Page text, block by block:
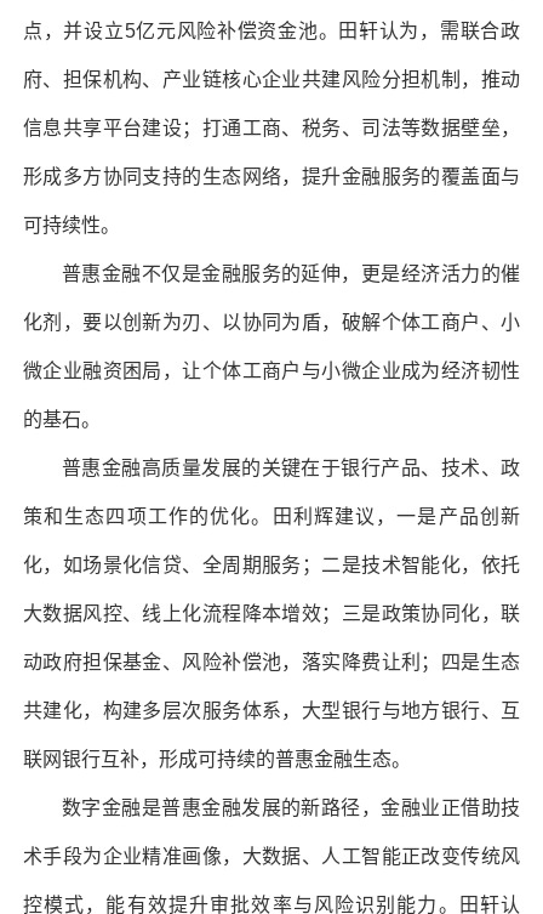
点，并设立5亿元风险补偿资金池。田轩认为，需联合政
府、担保机构、产业链核心企业共建风险分担机制，推动
信息共享平台建设；打通工商、税务、司法等数据壁垒，
形成多方协同支持的生态网络，提升金融服务的覆盖面与
可持续性。
普惠金融不仅是金融服务的延伸，更是经济活力的催
化剂，要以创新为刃、以协同为盾，破解个体工商户、小
微企业融资困局，让个体工商户与小微企业成为经济韧性
的基石。
普惠金融高质量发展的关键在于银行产品、技术、政
策和生态四项工作的优化。田利辉建议，一是产品创新
化，如场景化信贷、全周期服务；二是技术智能化，依托
大数据风控、线上化流程降本增效；三是政策协同化，联
动政府担保基金、风险补偿池，落实降费让利；四是生态
共建化，构建多层次服务体系，大型银行与地方银行、互
联网银行互补，形成可持续的普惠金融生态。
数字金融是普惠金融发展的新路径，金融业正借助技
术手段为企业精准画像，大数据、人工智能正改变传统风
控模式，能有效提升审批效率与风险识别能力。田轩认